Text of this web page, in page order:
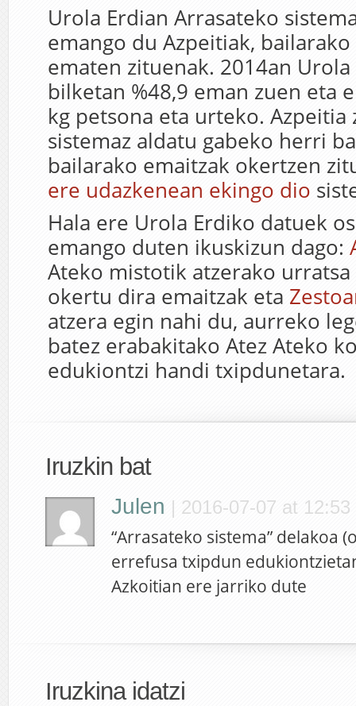
Urola Erdian Arrasateko
emango du Azpeitiak,
ematen zituenak. 2014an
bilketan %48,9 eman zuen eta
kg petsona eta urteko.
sistemaz aldatu gabeko herri
bailarako emaitzak okertzen
ere udazkenean ekingo dio
Hala ere Urola Erdiko datuek
emango duten ikuskizun dago:
Ateko mistotik atzerako urratsa
okertu dira emaitzak eta
atzera egin nahi du, aurreko
batez erabakitako Atez Ateko
edukiontzi handi txipdunetara.
Iruzkin bat
Julen | 2016-07-07 at 12:53
“Arrasateko sistema” delakoa
errefusa txipdun
Azkoitian ere jarriko dute
Iruzkina idatzi